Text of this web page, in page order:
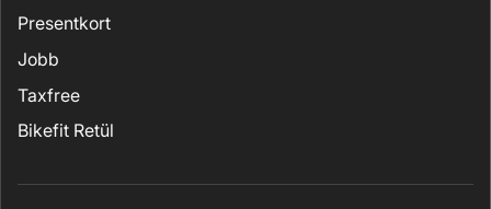
Presentkort
Jobb
Taxfree
Bikefit Retül